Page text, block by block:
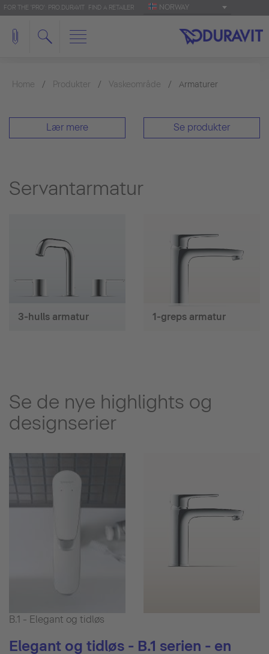
FOR THE 'PRO': PRO.DURAVIT FIND A RETAILER NORWAY
Home Produkter Vaskeområde Armaturer
Lær mere Se produkter
Servantarmatur
3-hulls armatur 1-greps armatur
Se de nye highlights og
designserier
B.1 - Elegant og tidløs
Elegant og tidløs - B.1 serien - en